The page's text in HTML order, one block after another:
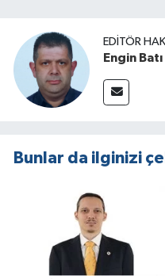
EDITÖR
Engin Batı
Bunlar da ilginizi